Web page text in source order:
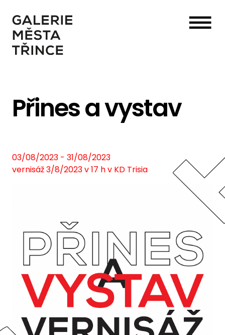
☰
Přines a vystav
03/08/2023 - 31/08/2023
vernisáž 3/8/2023 v 17 h v KD Trisia